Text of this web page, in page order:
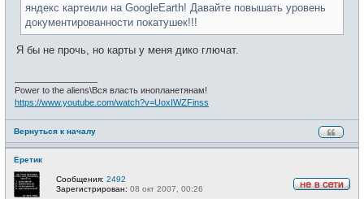
яндекс картеили на GoogleEarth! Давайте повышать уровень
документированности покатушек!!!
Я бы не прочь, но карты у меня дико глючат.
Power to the aliens\Вся власть инопланетянам!
https://www.youtube.com/watch?v=UoxIWZFinss
Вернуться к началу
Еретик
Сообщения: 2492
Зарегистрирован: 08 окт 2007, 00:26